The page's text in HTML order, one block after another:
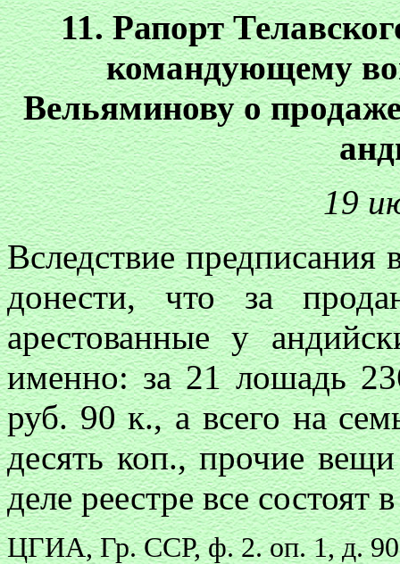
11. Рапорт
командующему
Вельяминову о
19
Вследствие
донести, что за
арестованные у
именно: за 21 лошадь
руб. 90 к., а всего на
десять коп., прочие
деле реестре все
ЦГИА, Гр. ССР, ф. 2. оп. 1, д.